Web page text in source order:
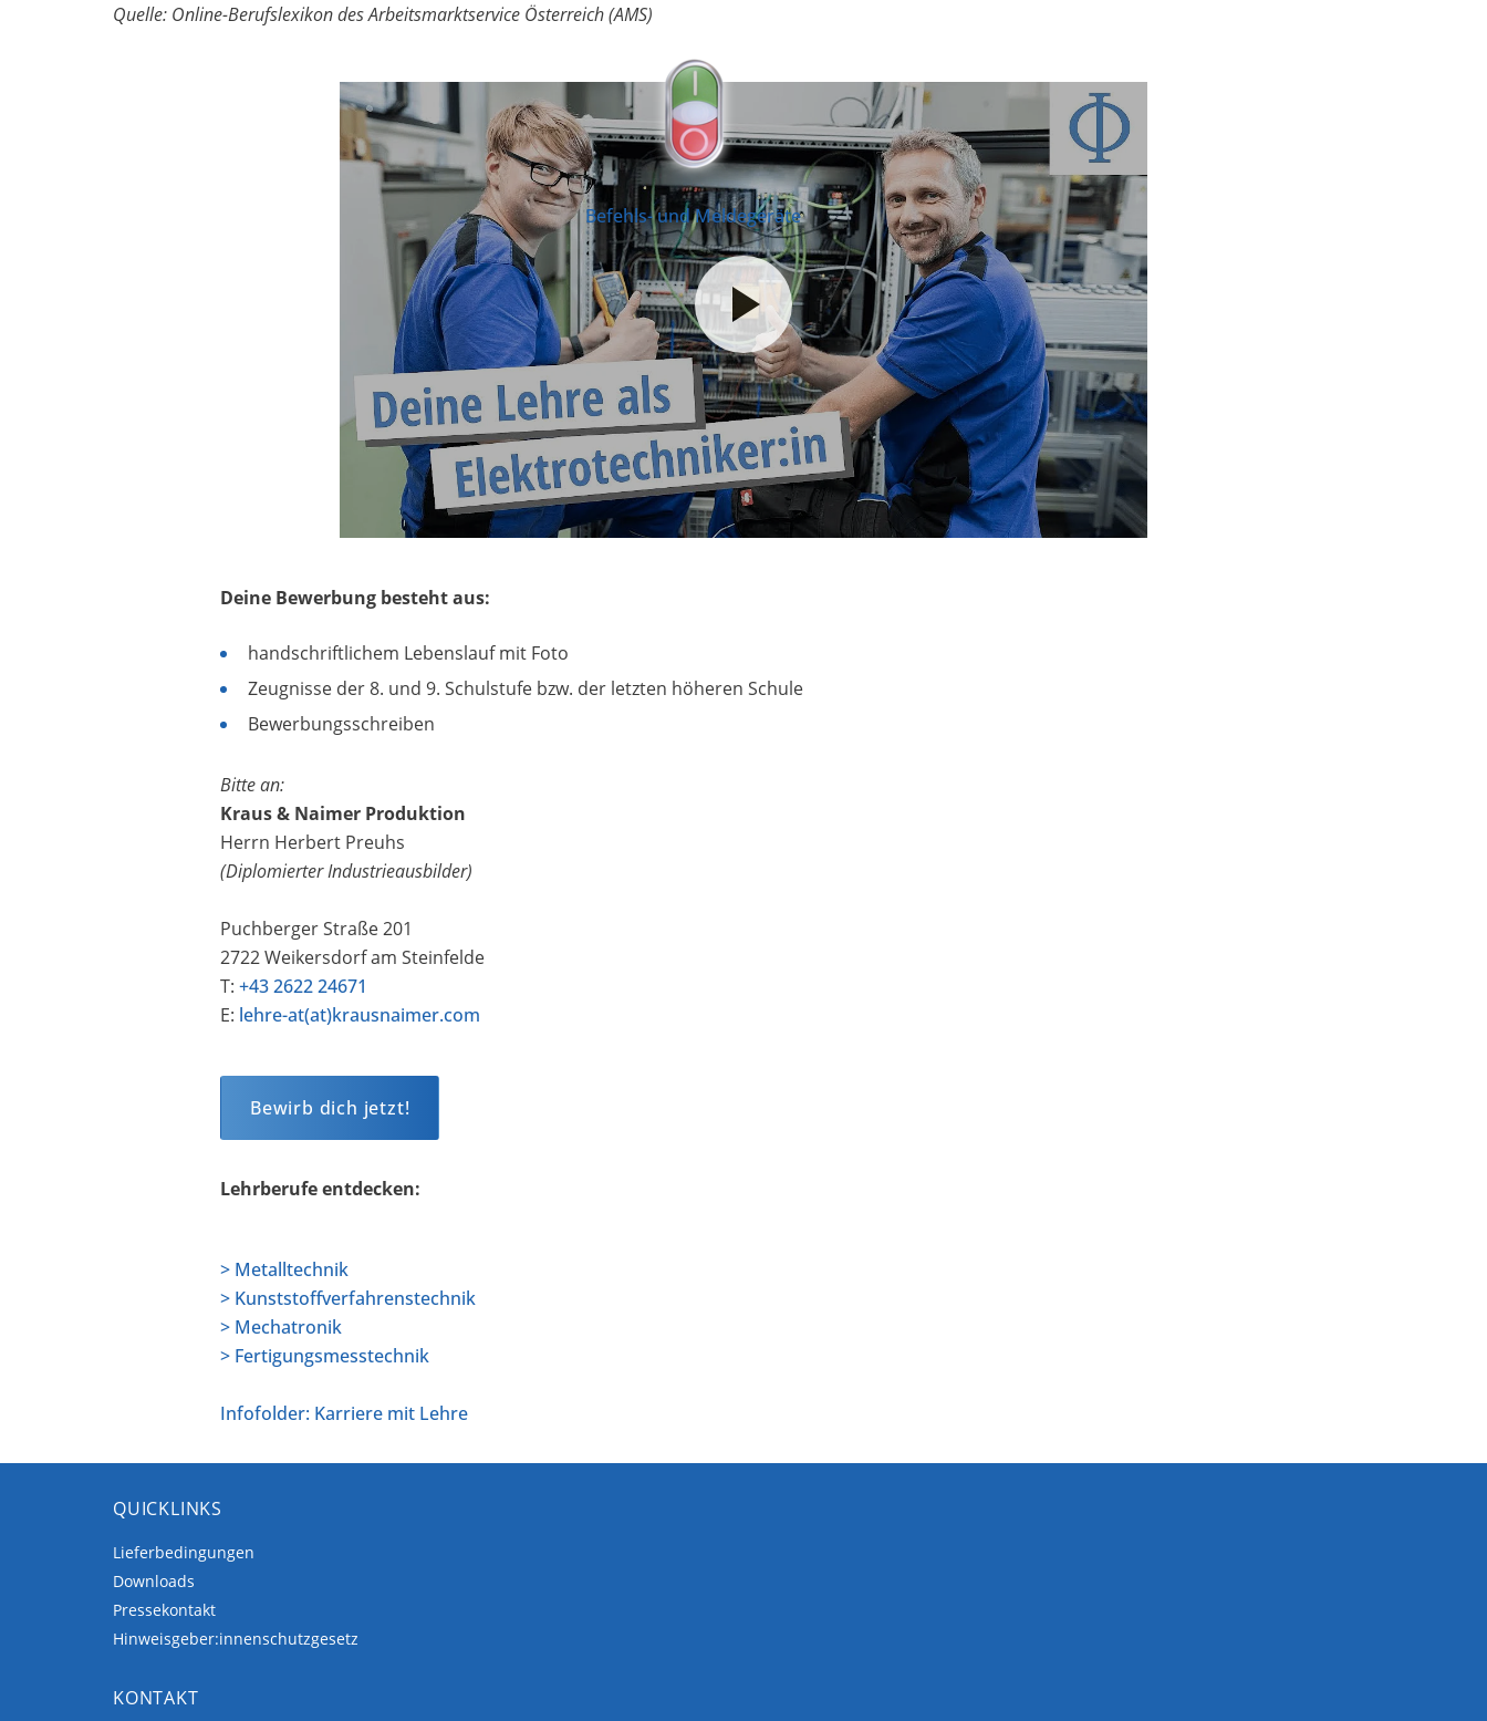
Befehls- und Meldegeräte
Quelle: Online-Berufslexikon des Arbeitsmarktservice Österreich (AMS)
Deine Bewerbung besteht aus:
handschriftlichem Lebenslauf mit Foto
Zeugnisse der 8. und 9. Schulstufe bzw. der letzten höheren Schule
Bewerbungsschreiben
Bitte an:
Kraus & Naimer Produktion
Herrn Herbert Preuhs
(Diplomierter Industrieausbilder)
Puchberger Straße 201
2722 Weikersdorf am Steinfelde
T: +43 2622 24671
E: lehre-at(at)krausnaimer.com
Bewirb dich jetzt!
Lehrberufe entdecken:
> Metalltechnik
> Kunststoffverfahrenstechnik
> Mechatronik
> Fertigungsmesstechnik
Infofolder: Karriere mit Lehre
QUICKLINKS
Lieferbedingungen
Downloads
Pressekontakt
Hinweisgeber:innenschutzgesetz
KONTAKT